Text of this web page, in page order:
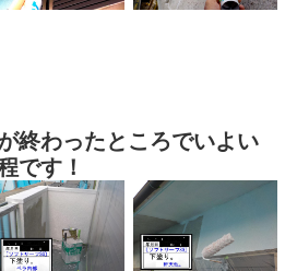
終わったところでいよい
です！